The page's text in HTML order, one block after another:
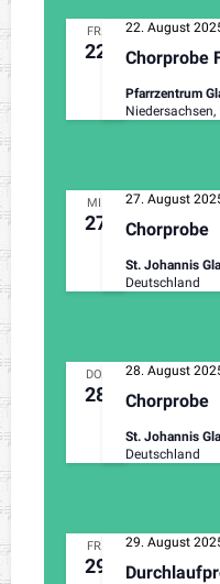
FR.
22 Chorprobe
22. August
Pfarrzentrum
MI.
27 Chorprobe
27. August
St. Johannis
Deutschland
DO.
28 Chorprobe
28. August
St. Johannis
Deutschland
FR.
29
29. August